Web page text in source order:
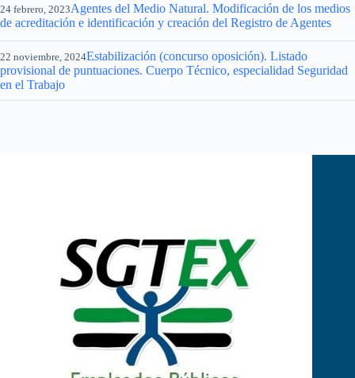
24 febrero, 2023Agentes del Medio Natural. Modificación de los medios
de acreditación e identificación y creación del Registro de Agentes
22 noviembre, 2024Estabilización (concurso oposición). Listado
provisional de puntuaciones. Cuerpo Técnico, especialidad Seguridad
en el Trabajo